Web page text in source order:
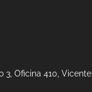
3, Oficina 410, Vicente